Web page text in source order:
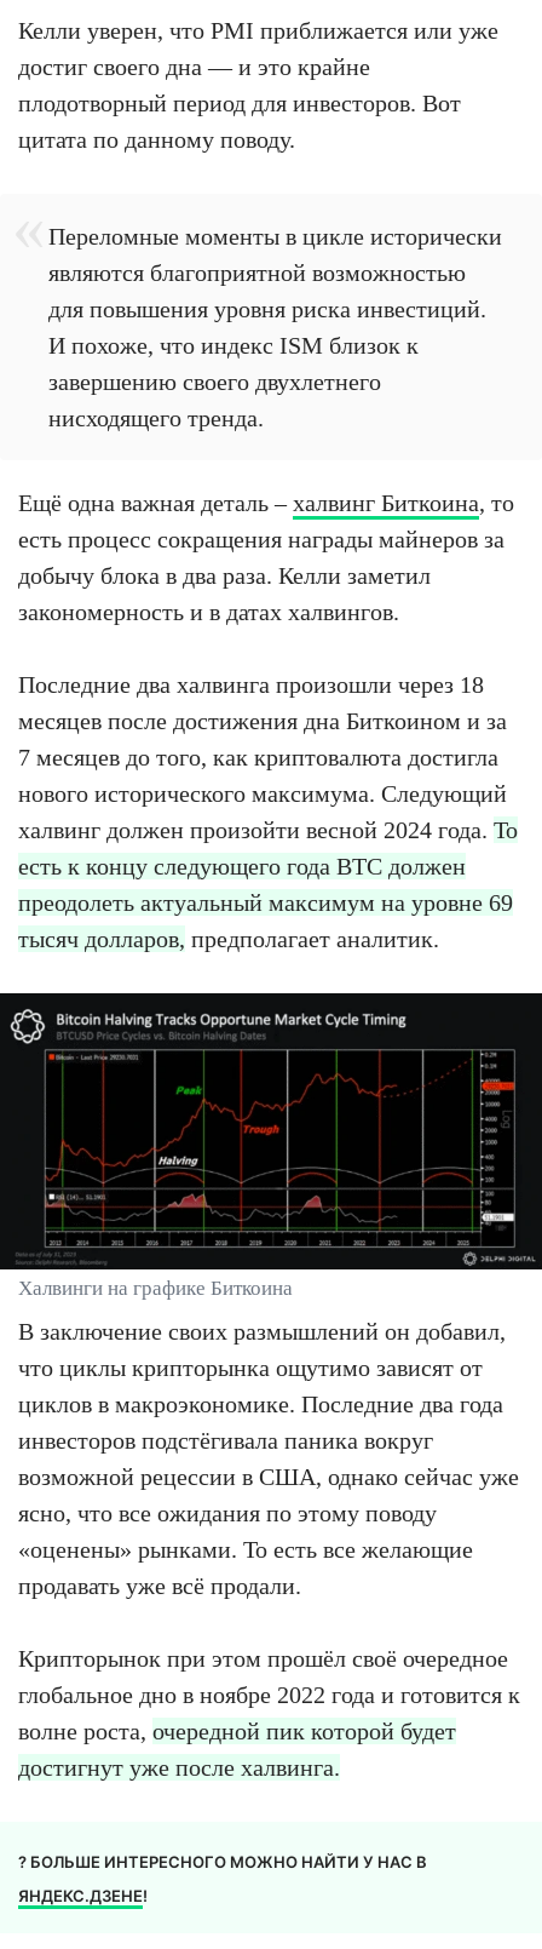
Келли уверен, что PMI приближается или уже
достиг своего дна — и это крайне
плодотворный период для инвесторов. Вот
цитата по данному поводу.
Переломные моменты в цикле исторически
являются благоприятной возможностью
для повышения уровня риска инвестиций.
И похоже, что индекс ISM близок к
завершению своего двухлетнего
нисходящего тренда.
Ещё одна важная деталь –халвинг Биткоина, то
есть процесс сокращения награды майнеров за
добычу блока в два раза. Келли заметил
закономерность и в датах халвингов.
Последние два халвинга произошли через 18
месяцев после достижения дна Биткоином и за
7 месяцев до того, как криптовалюта достигла
нового исторического максимума. Следующий
халвинг должен произойти весной 2024 года. То
есть к концу следующего года BTC должен
преодолеть актуальный максимум на уровне 69
тысяч долларов, предполагает аналитик.
Халвинги на графике Биткоина
В заключение своих размышлений он добавил,
что циклы крипторынка ощутимо зависят от
циклов в макроэкономике. Последние два года
инвесторов подстёгивала паника вокруг
возможной рецессии в США, однако сейчас уже
ясно, что все ожидания по этому поводу
«оценены» рынками. То есть все желающие
продавать уже всё продали.
Крипторынок при этом прошёл своё очередное
глобальное дно в ноябре 2022 года и готовится к
волне роста, очередной пик которой будет
достигнут уже после халвинга.
? БОЛЬШЕ ИНТЕРЕСНОГО МОЖНО НАЙТИ У НАС В
ЯНДЕКС.ДЗЕНЕ!